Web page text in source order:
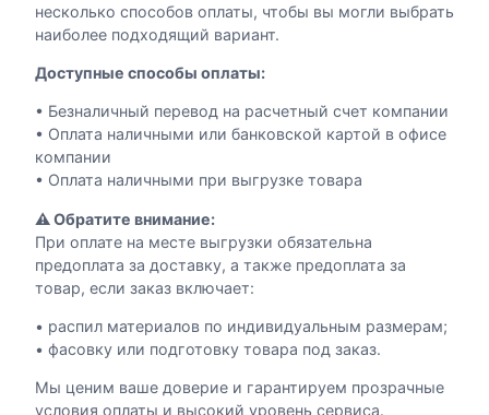
несколько способов оплаты, чтобы вы могли выбрать
наиболее подходящий вариант.
Доступные способы оплаты:
• Безналичный перевод на расчетный счет компании
• Оплата наличными или банковской картой в офисе
компании
• Оплата наличными при выгрузке товара
⚠️ Обратите внимание:
При оплате на месте выгрузки обязательна
предоплата за доставку, а также предоплата за
товар, если заказ включает:
• распил материалов по индивидуальным размерам;
• фасовку или подготовку товара под заказ.
Мы ценим ваше доверие и гарантируем прозрачные
условия оплаты и высокий уровень сервиса.